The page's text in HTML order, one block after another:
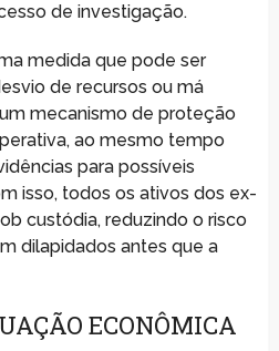
de investigação.
medida que pode ser
de recursos ou má
mecanismo de proteção
ao mesmo tempo
para possíveis
isso, todos os ativos dos ex-
custódia, reduzindo o risco
dilapidados antes que a
ECONÔMICA